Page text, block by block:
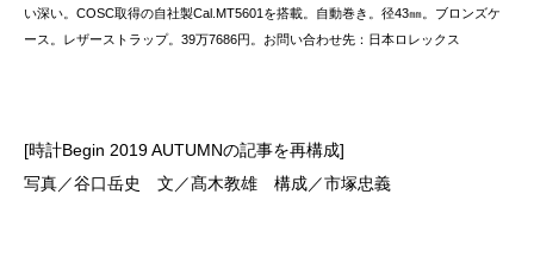
い深い。COSC取得の自社製Cal.MT5601を搭載。自動巻き。径43㎜。ブロンズケ
ース。レザーストラップ。39万7686円。お問い合わせ先：日本ロレックス
[時計Begin 2019 AUTUMNの記事を再構成]
写真／谷口岳史 文／髙木教雄 構成／市塚忠義